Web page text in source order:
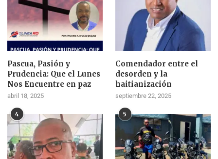
Pascua, Pasión y
Prudencia: Que el Lunes
Nos Encuentre en paz
abril 18, 2025
Comendador entre el
desorden y la
haitianización
septiembre 22, 2025
4 5